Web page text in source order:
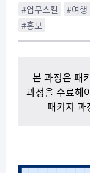
#업무스킬
#여행
#홍보
본 과정은 패
과정을 수료해
패키지 과